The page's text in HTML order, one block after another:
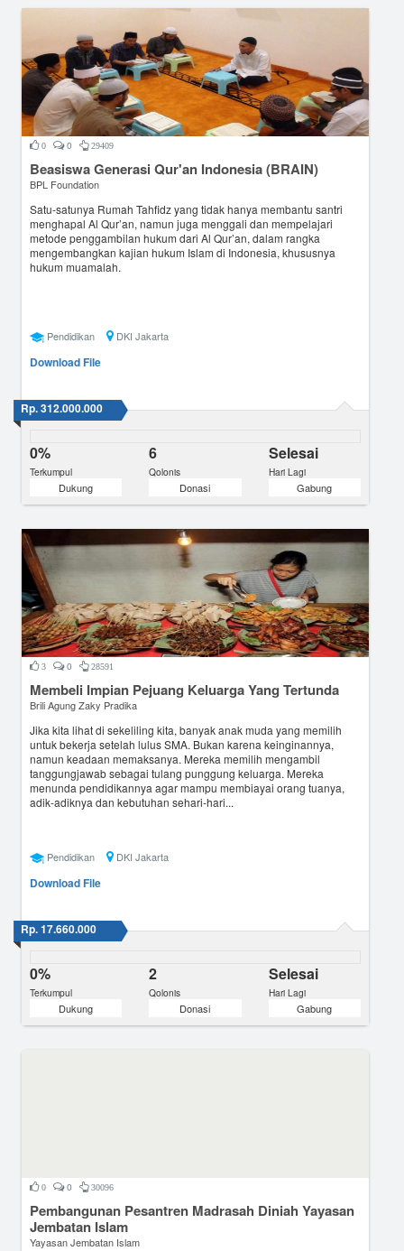
0 0 29409
Beasiswa Generasi Qur'an Indonesia (BRAIN)
BPL Foundation
Satu-satunya Rumah Tahfidz yang tidak hanya membantu santri
menghapal Al Qur’an, namun juga menggali dan mempelajari
metode penggambilan hukum dari Al Qur’an, dalam rangka
mengembangkan kajian hukum Islam di Indonesia, khususnya
hukum muamalah.
Pendidikan DKI Jakarta
Download File
Rp. 312.000.000
0%
Terkumpul
6
Qolonis
Selesai
Hari Lagi
Dukung Donasi Gabung
3 0 28591
Membeli Impian Pejuang Keluarga Yang Tertunda
Brili Agung Zaky Pradika
Jika kita lihat di sekeliling kita, banyak anak muda yang memilih
untuk bekerja setelah lulus SMA. Bukan karena keinginannya,
namun keadaan memaksanya. Mereka memilih mengambil
tanggungjawab sebagai tulang punggung keluarga. Mereka
menunda pendidikannya agar mampu membiayai orang tuanya,
adik-adiknya dan kebutuhan sehari-hari...
Pendidikan DKI Jakarta
Download File
Rp. 17.660.000
0%
Terkumpul
2
Qolonis
Selesai
Hari Lagi
Dukung Donasi Gabung
0 0 30096
Pembangunan Pesantren Madrasah Diniah Yayasan
Jembatan Islam
Yayasan Jembatan Islam